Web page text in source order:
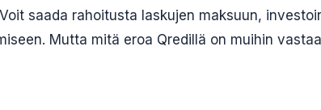
saada rahoitusta laskujen maksuun,
Mutta mitä eroa Qredillä on muihin